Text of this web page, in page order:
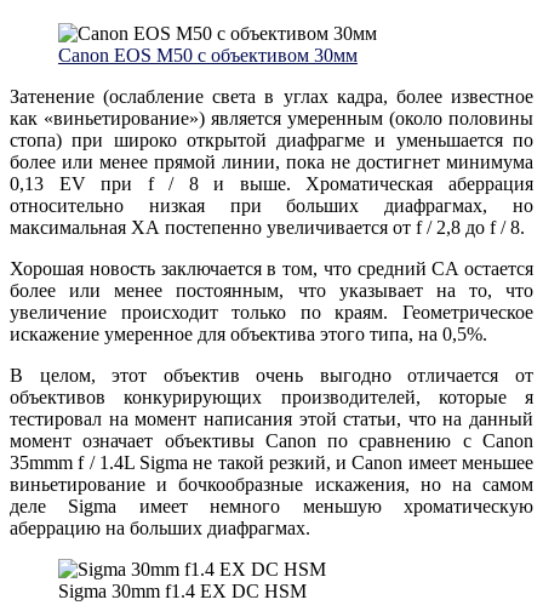
Canon EOS M50 с объективом 30мм
Затенение (ослабление света в углах кадра, более известное
как «виньетирование») является умеренным (около половины
стопа) при широко открытой диафрагме и уменьшается по
более или менее прямой линии, пока не достигнет минимума
0,13 EV при f / 8 и выше. Хроматическая аберрация
относительно низкая при больших диафрагмах, но
максимальная ХА постепенно увеличивается от f / 2,8 до f / 8.
Хорошая новость заключается в том, что средний CA остается
более или менее постоянным, что указывает на то, что
увеличение происходит только по краям. Геометрическое
искажение умеренное для объектива этого типа, на 0,5%.
В целом, этот объектив очень выгодно отличается от
объективов конкурирующих производителей, которые я
тестировал на момент написания этой статьи, что на данный
момент означает объективы Canon по сравнению с Canon
35mmm f / 1.4L Sigma не такой резкий, и Canon имеет меньшее
виньетирование и бочкообразные искажения, но на самом
деле Sigma имеет немного меньшую хроматическую
аберрацию на больших диафрагмах.
Sigma 30mm f1.4 EX DC HSM